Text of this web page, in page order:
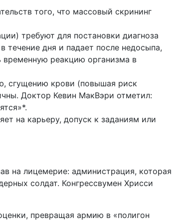
того, что массовый скрининг
требуют для постановки диагноза
течение дня и падает после недосыпа,
временную реакцию организма в
сгущению крови (повышая риск
Доктор Кевин МакВэри отметил:
на карьеру, допуск к заданиям или
на лицемерие: администрация, которая
солдат. Конгрессвумен Хрисси
превращая армию в «полигон